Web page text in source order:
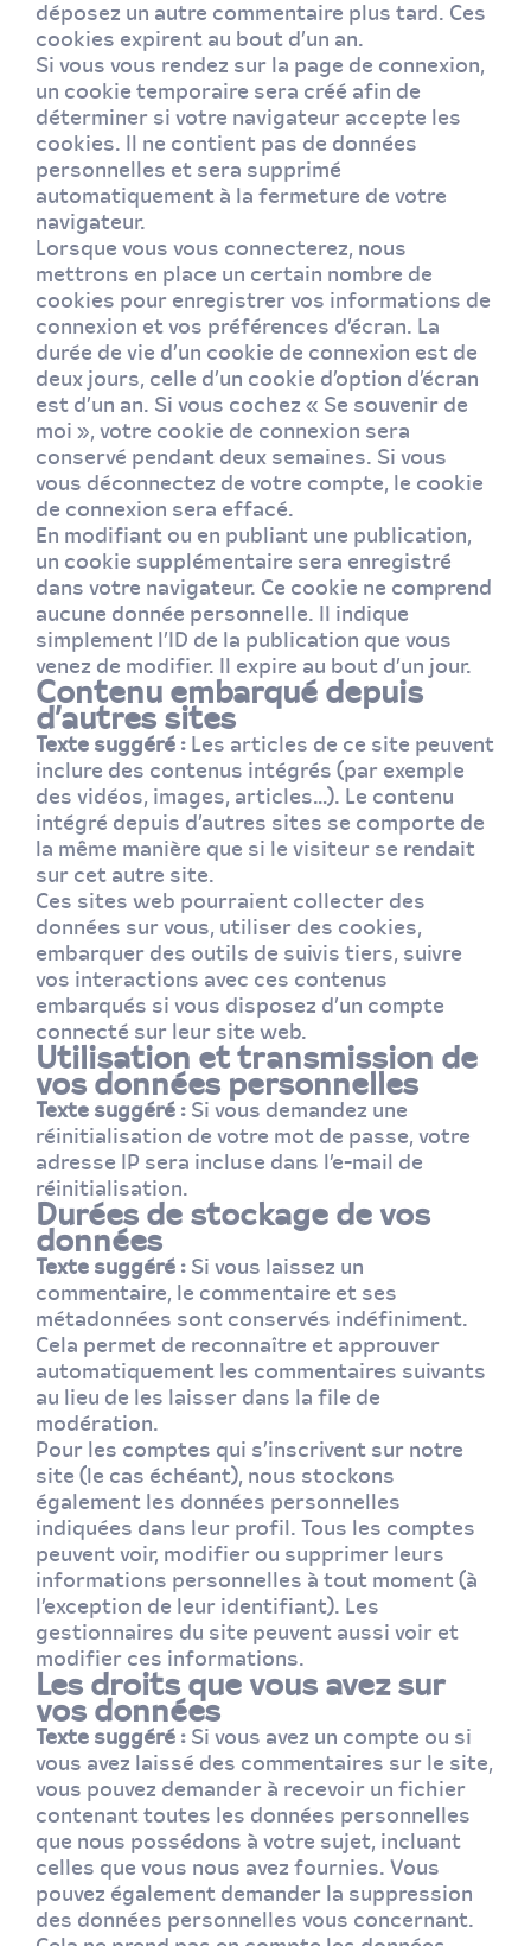
déposez un autre commentaire plus tard. Ces
cookies expirent au bout d’un an.
Si vous vous rendez sur la page de connexion,
un cookie temporaire sera créé afin de
déterminer si votre navigateur accepte les
cookies. Il ne contient pas de données
personnelles et sera supprimé
automatiquement à la fermeture de votre
navigateur.
Lorsque vous vous connecterez, nous
mettrons en place un certain nombre de
cookies pour enregistrer vos informations de
connexion et vos préférences d’écran. La
durée de vie d’un cookie de connexion est de
deux jours, celle d’un cookie d’option d’écran
est d’un an. Si vous cochez « Se souvenir de
moi », votre cookie de connexion sera
conservé pendant deux semaines. Si vous
vous déconnectez de votre compte, le cookie
de connexion sera effacé.
En modifiant ou en publiant une publication,
un cookie supplémentaire sera enregistré
dans votre navigateur. Ce cookie ne comprend
aucune donnée personnelle. Il indique
simplement l’ID de la publication que vous
venez de modifier. Il expire au bout d’un jour.
Contenu embarqué depuis
d’autres sites
Texte suggéré : Les articles de ce site peuvent
inclure des contenus intégrés (par exemple
des vidéos, images, articles…). Le contenu
intégré depuis d’autres sites se comporte de
la même manière que si le visiteur se rendait
sur cet autre site.
Ces sites web pourraient collecter des
données sur vous, utiliser des cookies,
embarquer des outils de suivis tiers, suivre
vos interactions avec ces contenus
embarqués si vous disposez d’un compte
connecté sur leur site web.
Utilisation et transmission de
vos données personnelles
Texte suggéré : Si vous demandez une
réinitialisation de votre mot de passe, votre
adresse IP sera incluse dans l’e-mail de
réinitialisation.
Durées de stockage de vos
données
Texte suggéré : Si vous laissez un
commentaire, le commentaire et ses
métadonnées sont conservés indéfiniment.
Cela permet de reconnaître et approuver
automatiquement les commentaires suivants
au lieu de les laisser dans la file de
modération.
Pour les comptes qui s’inscrivent sur notre
site (le cas échéant), nous stockons
également les données personnelles
indiquées dans leur profil. Tous les comptes
peuvent voir, modifier ou supprimer leurs
informations personnelles à tout moment (à
l’exception de leur identifiant). Les
gestionnaires du site peuvent aussi voir et
modifier ces informations.
Les droits que vous avez sur
vos données
Texte suggéré : Si vous avez un compte ou si
vous avez laissé des commentaires sur le site,
vous pouvez demander à recevoir un fichier
contenant toutes les données personnelles
que nous possédons à votre sujet, incluant
celles que vous nous avez fournies. Vous
pouvez également demander la suppression
des données personnelles vous concernant.